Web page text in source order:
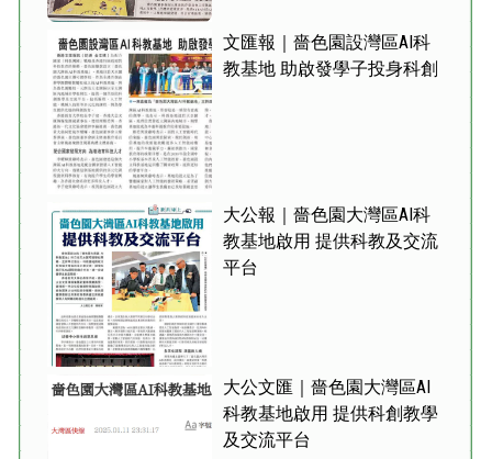
文匯報｜嗇色園設灣區AI科
教基地 助啟發學子投身科創
大公報｜嗇色園大灣區AI科
教基地啟用 提供科教及交流
平台
大公文匯｜嗇色園大灣區AI
科教基地啟用 提供科創教學
及交流平台